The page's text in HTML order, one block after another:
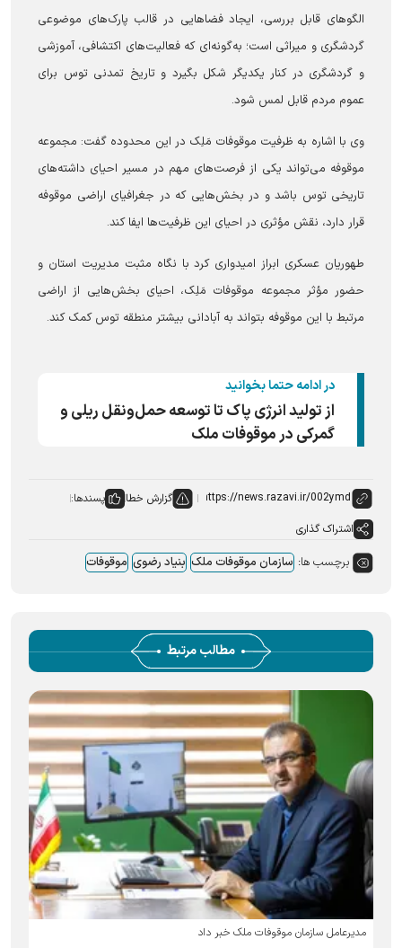
الگوهای قابل بررسی، ایجاد فضاهایی در قالب پارک‌های موضوعی
گردشگری و میراثی است؛ به‌گونه‌ای که فعالیت‌های اکتشافی، آموزشی
و گردشگری در کنار یکدیگر شکل بگیرد و تاریخ تمدنی توس برای
عموم مردم قابل لمس شود.
وی با اشاره به ظرفیت موقوفات مَلِک در این محدوده گفت: مجموعه
موقوفه می‌تواند یکی از فرصت‌های مهم در مسیر احیای داشته‌های
تاریخی توس باشد و در بخش‌هایی که در جغرافیای اراضی موقوفه
قرار دارد، نقش مؤثری در احیای این ظرفیت‌ها ایفا کند.
طهوریان عسکری ابراز امیدواری کرد با نگاه مثبت مدیریت استان و
حضور مؤثر مجموعه موقوفات مَلِک، احیای بخش‌هایی از اراضی
مرتبط با این موقوفه بتواند به آبادانی بیشتر منطقه توس کمک کند.
در ادامه حتما بخوانید
از تولید انرژی پاک تا توسعه حمل‌ونقل ریلی و
گمرکی در موقوفات ملک
گزارش خطا
پسندها:
اشتراک گذاری
برچسب ها: سازمان موقوفات ملک بنیاد رضوی موقوفات
مطالب مرتبط
مدیرعامل سازمان موقوفات ملک خبر داد